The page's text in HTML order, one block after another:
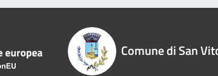
Comune di San